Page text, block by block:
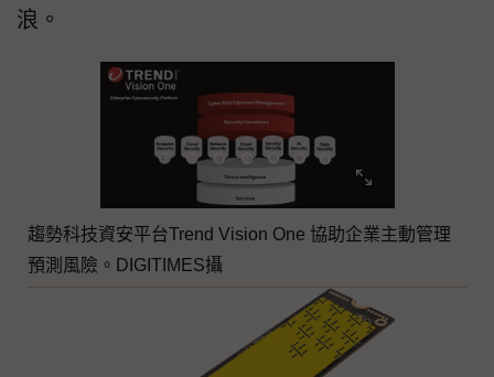
浪。
趨勢科技資安平台Trend Vision One 協助企業主動管理
預測風險。DIGITIMES攝